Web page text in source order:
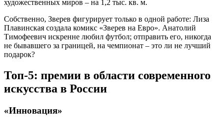
художественных миров – на 1,2 тыс. кв. м.
Собственно, Зверев фигурирует только в одной работе: Лиза
Плавинская создала комикс «Зверев на Евро». Анатолий
Тимофеевич искренне любил футбол; отправить его, никогда
не бывавшего за границей, на чемпионат – это ли не лучший
подарок?
Топ-5: премии в области современного
искусства в России
«Инновация»